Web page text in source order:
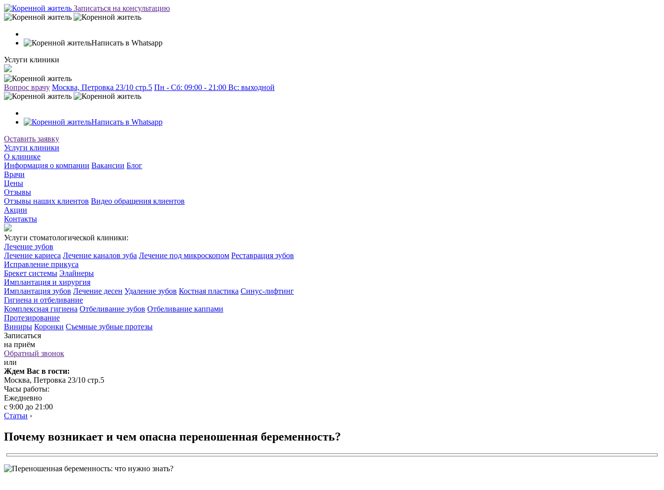
Записаться на консультацию
Написать в Whatsapp
Услуги клиники
Вопрос врачу Москва, Петровка 23/10 стр.5 Пн - Сб: 09:00 - 21:00 Вc: выходной
Написать в Whatsapp
Оставить заявку
Услуги клиники
О клинике
Информация о компании Вакансии Блог
Врачи
Цены
Отзывы
Отзывы наших клиентов Видео обращения клиентов
Акции
Контакты
Услуги стоматологической клиники:
Лечение зубов
Лечение кариеса Лечение каналов зуба Лечение под микроскопом Реставрация зубов
Исправление прикуса
Брекет системы Элайнеры
Имплантация и хирургия
Имплантация зубов Лечение десен Удаление зубов Костная пластика Синус-лифтинг
Гигиена и отбеливание
Комплексная гигиена Отбеливание зубов Отбеливание каппами
Протезирование
Виниры Коронки Съемные зубные протезы
Записаться
на приём
Обратный звонок
или
Ждем Вас в гости:
Москва, Петровка 23/10 стр.5
Часы работы:
Ежедневно
с 9:00 до 21:00
Статьи ›
Почему возникает и чем опасна переношенная беременность?